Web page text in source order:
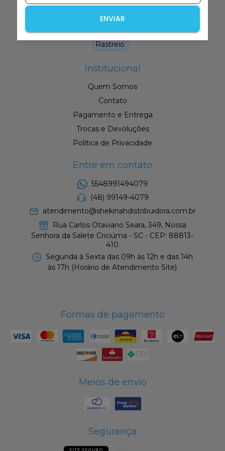
Bíblias Edição Premium
Rastreio
Institucional
Quem Somos
Contato
Pagamento e Entrega
Trocas e Devoluções
Política de Privacidade
Entre em contato
5548991494079
(48) 99149-4079
atendimento@shekinahdistribuidora.com.br
Rua Carlos Otaviano Seara, 349, Nossa
Senhora da Salete Criciúma - SC - CEP: 88813-
410
Segunda à Sexta das 09h às 12h e das 14h
às 17h (Horário de Atendimento Site)
Formas de pagamento
Meios de envio
Segurança
ENVIAR